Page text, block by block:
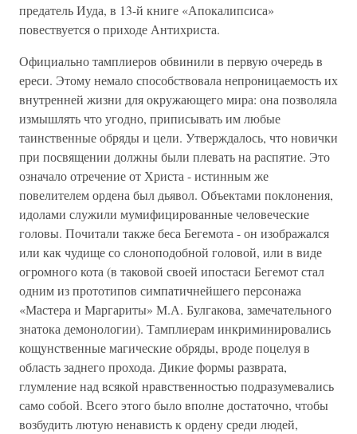
предатель Иуда, в 13-й книге «Апокалипсиса»
повествуется о приходе Антихриста.
Официально тамплиеров обвинили в первую очередь в
ереси. Этому немало способствовала непроницаемость их
внутренней жизни для окружающего мира: она позволяла
измышлять что угодно, приписывать им любые
таинственные обряды и цели. Утверждалось, что новички
при посвящении должны были плевать на распятие. Это
означало отречение от Христа - истинным же
повелителем ордена был дьявол. Объектами поклонения,
идолами служили мумифицированные человеческие
головы. Почитали также беса Бегемота - он изображался
или как чудище со слоноподобной головой, или в виде
огромного кота (в таковой своей ипостаси Бегемот стал
одним из прототипов симпатичнейшего персонажа
«Мастера и Маргариты» М.А. Булгакова, замечательного
знатока демонологии). Тамплиерам инкриминировались
кощунственные магические обряды, вроде поцелуя в
область заднего прохода. Дикие формы разврата,
глумление над всякой нравственностью подразумевались
само собой. Всего этого было вполне достаточно, чтобы
возбудить лютую ненависть к ордену среди людей,